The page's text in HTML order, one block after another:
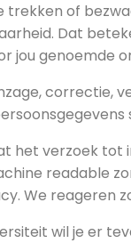
trekken of
Dat
jou genoemde
correctie,
het verzoek tot
readable
We reageren
wil je er